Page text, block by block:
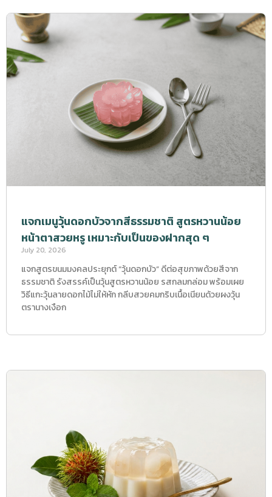
แจกเมนูวุ้นดอกบัวจากสีธรรมชาติ สูตรหวานน้อย
หน้าตาสวยหรู เหมาะกับเป็นของฝากสุด ๆ
July 20, 2026
แจกสูตรขนมมงคลประยุกต์ “วุ้นดอกบัว” ดีต่อสุขภาพด้วยสีจาก
ธรรมชาติ รังสรรค์เป็นวุ้นสูตรหวานน้อย รสกลมกล่อม พร้อมเผย
วิธีแกะวุ้นลายดอกไม้ไม่ให้หัก กลีบสวยคมกริบเนื้อเนียนด้วยผงวุ้น
ตรานางเงือก